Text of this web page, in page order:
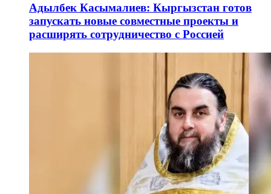
Адылбек Касымалиев: Кыргызстан готов
запускать новые совместные проекты и
расширять сотрудничество с Россией